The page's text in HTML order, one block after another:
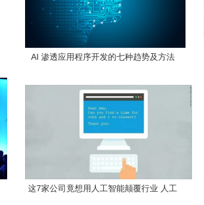
AI 渗透应用程序开发的七种趋势及方法
这7家公司竟想用人工智能颠覆行业 人工